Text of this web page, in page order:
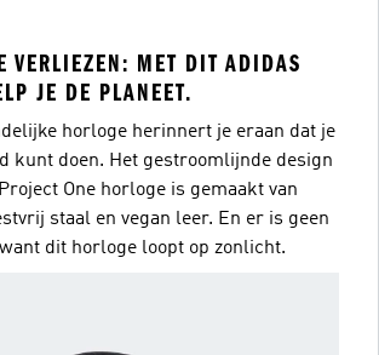
VERLIEZEN: MET DIT ADIDAS
JE DE PLANEET.
horloge herinnert je eraan dat je
kunt doen. Het gestroomlijnde design
One horloge is gemaakt van
staal en vegan leer. En er is geen
dit horloge loopt op zonlicht.